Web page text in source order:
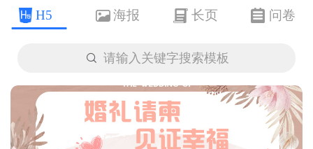
H5 海报 长页 问卷
 请输入关键字搜索模板